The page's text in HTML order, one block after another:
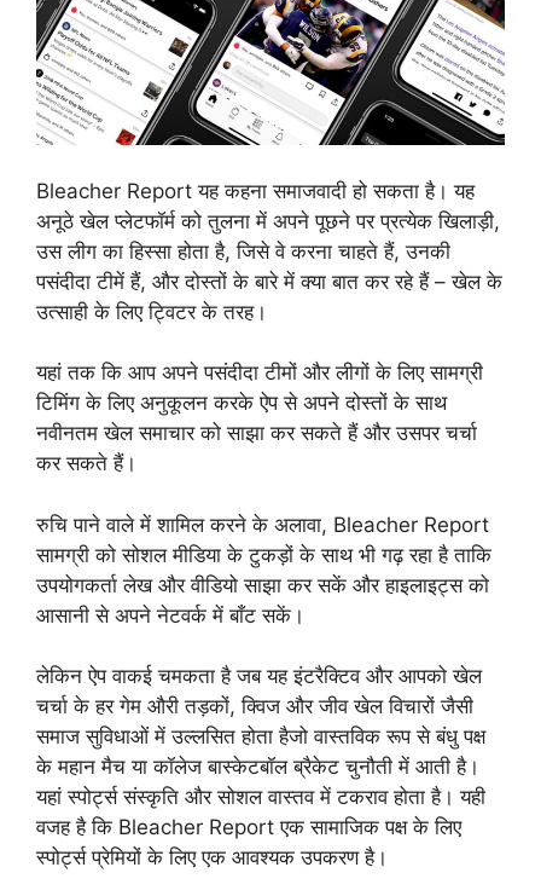
Bleacher Report यह कहना समाजवादी हो सकता है। यह
अनूठे खेल प्लेटफॉर्म को तुलना में अपने पूछने पर प्रत्येक खिलाड़ी,
उस लीग का हिस्सा होता है, जिसे वे करना चाहते हैं, उनकी
पसंदीदा टीमें हैं, और दोस्तों के बारे में क्या बात कर रहे हैं – खेल के
उत्साही के लिए ट्विटर के तरह।
यहां तक कि आप अपने पसंदीदा टीमों और लीगों के लिए सामग्री
टिमिंग के लिए अनुकूलन करके ऐप से अपने दोस्तों के साथ
नवीनतम खेल समाचार को साझा कर सकते हैं और उसपर चर्चा
कर सकते हैं।
रुचि पाने वाले में शामिल करने के अलावा, Bleacher Report
सामग्री को सोशल मीडिया के टुकड़ों के साथ भी गढ़ रहा है ताकि
उपयोगकर्ता लेख और वीडियो साझा कर सकें और हाइलाइट्स को
आसानी से अपने नेटवर्क में बाँट सकें।
लेकिन ऐप वाकई चमकता है जब यह इंटरैक्टिव और आपको खेल
चर्चा के हर गेम औरी तड़कों, क्विज और जीव खेल विचारों जैसी
समाज सुविधाओं में उल्लसित होता हैजो वास्तविक रूप से बंधु पक्ष
के महान मैच या कॉलेज बास्केटबॉल ब्रैकेट चुनौती में आती है।
यहां स्पोर्ट्स संस्कृति और सोशल वास्तव में टकराव होता है। यही
वजह है कि Bleacher Report एक सामाजिक पक्ष के लिए
स्पोर्ट्स प्रेमियों के लिए एक आवश्यक उपकरण है।